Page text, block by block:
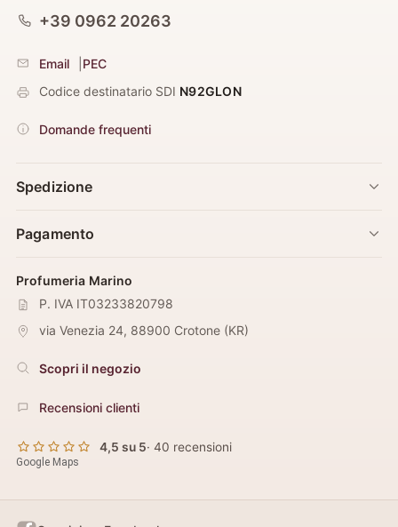
+39 0962 20263
Email
PEC
Codice destinatario SDI N92GLON
Domande frequenti
Spedizione
Pagamento
Profumeria Marino
P. IVA IT03233820798
via Venezia 24, 88900 Crotone (KR)
Scopri il negozio
Recensioni clienti
4,5 su 5· 40 recensioni
Google Maps